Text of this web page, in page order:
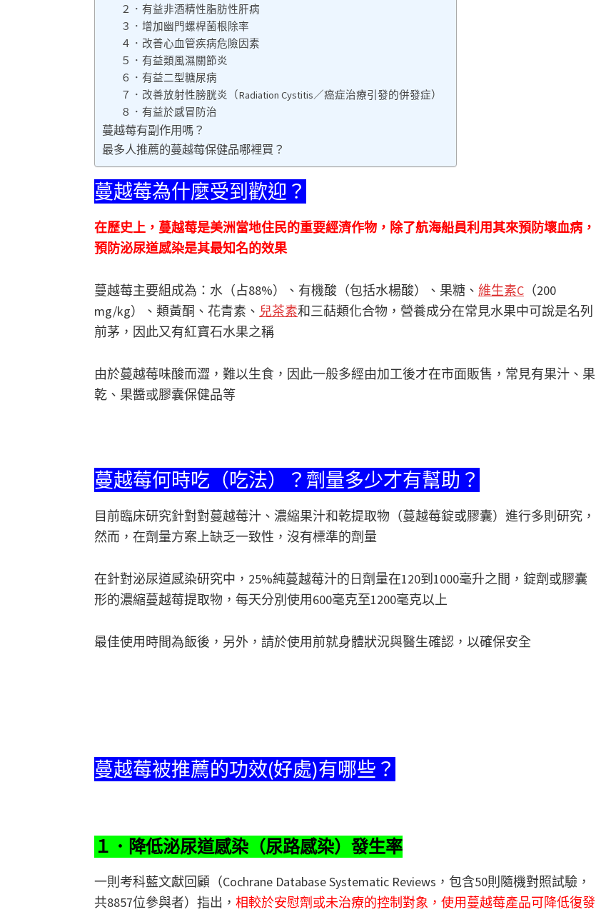
２．有益非酒精性脂肪性肝病
３．增加幽門螺桿菌根除率
４．改善心血管疾病危險因素
５．有益類風濕關節炎
６．有益二型糖尿病
７．改善放射性膀胱炎（Radiation Cystitis／癌症治療引發的併發症）
８．有益於感冒防治
蔓越莓有副作用嗎？
最多人推薦的蔓越莓保健品哪裡買？
蔓越莓為什麼受到歡迎？
在歷史上，蔓越莓是美洲當地住民的重要經濟作物，除了航海船員利用其來預防壞血病，
預防泌尿道感染是其最知名的效果
蔓越莓主要組成為：水（占88%）、有機酸（包括水楊酸）、果糖、 維生素C （200
mg/kg）、類黃酮、花青素、 兒茶素和三萜類化合物，營養成分在常見水果中可說是名列
前茅，因此又有紅寶石水果之稱
由於蔓越莓味酸而澀，難以生食，因此一般多經由加工後才在市面販售，常見有果汁、果
乾、果醬或膠囊保健品等
蔓越莓何時吃（吃法）？劑量多少才有幫助？
目前臨床研究針對對蔓越莓汁、濃縮果汁和乾提取物（蔓越莓錠或膠囊）進行多則研究，
然而，在劑量方案上缺乏一致性，沒有標準的劑量
在針對泌尿道感染研究中，25%純蔓越莓汁的日劑量在120到1000毫升之間，錠劑或膠囊
形的濃縮蔓越莓提取物，每天分別使用600毫克至1200毫克以上
最佳使用時間為飯後，另外，請於使用前就身體狀況與醫生確認，以確保安全
蔓越莓被推薦的功效(好處)有哪些？
１．降低泌尿道感染（尿路感染）發生率
一則考科藍文獻回顧（Cochrane Database Systematic Reviews，包含50則隨機對照試驗，
共8857位參與者）指出， 相較於安慰劑或未治療的控制對象，使用蔓越莓產品可降低復發